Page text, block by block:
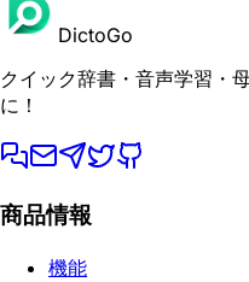
DictoGo
クイック辞書・音声学習・
に！
商品情報
機能